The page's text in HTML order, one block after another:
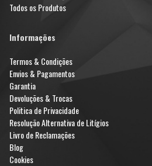
Todos os Produtos
Informações
Termos & Condições
Envios & Pagamentos
Garantia
Devoluções & Trocas
Politica de Privacidade
Resolução Alternativa de Litígios
Livro de Reclamações
Blog
Cookies